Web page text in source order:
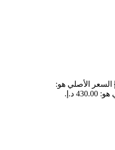
السعر الأصلي هو:
د.إ.